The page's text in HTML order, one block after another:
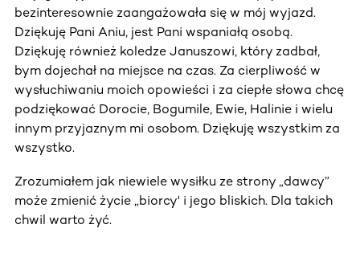
bezinteresownie zaangażowała się w mój wyjazd.
Dziękuję Pani Aniu, jest Pani wspaniałą osobą.
Dziękuję również koledze Januszowi, który zadbał,
bym dojechał na miejsce na czas. Za cierpliwość w
wysłuchiwaniu moich opowieści i za ciepłe słowa chcę
podziękować Dorocie, Bogumile, Ewie, Halinie i wielu
innym przyjaznym mi osobom. Dziękuję wszystkim za
wszystko.
Zrozumiałem jak niewiele wysiłku ze strony „dawcy”
może zmienić życie „biorcy' i jego bliskich. Dla takich
chwil warto żyć.